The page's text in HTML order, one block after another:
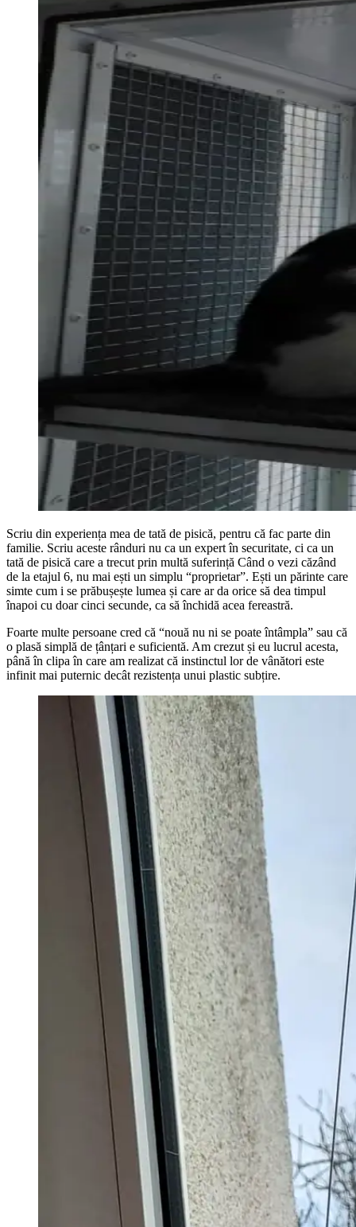
Scriu din experiența mea de tată de pisică, pentru că fac parte din
familie. Scriu aceste rânduri nu ca un expert în securitate, ci ca un
tată de pisică care a trecut prin multă suferință Când o vezi căzând
de la etajul 6, nu mai ești un simplu “proprietar”. Ești un părinte care
simte cum i se prăbușește lumea și care ar da orice să dea timpul
înapoi cu doar cinci secunde, ca să închidă acea fereastră.
Foarte multe persoane cred că “nouă nu ni se poate întâmpla” sau că
o plasă simplă de țânțari e suficientă. Am crezut și eu lucrul acesta,
până în clipa în care am realizat că instinctul lor de vânători este
infinit mai puternic decât rezistența unui plastic subțire.